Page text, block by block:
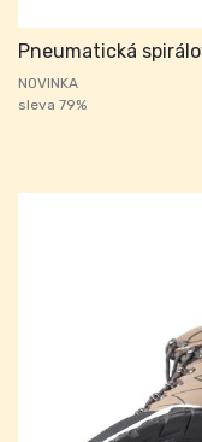
Pneumatická
NOVINKA
sleva 79%